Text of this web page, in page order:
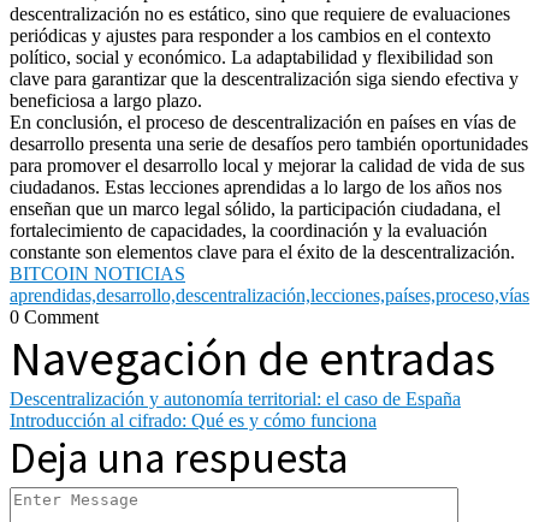
descentralización no es estático, sino que requiere de evaluaciones
periódicas y ajustes para responder a los cambios en el contexto
político, social y económico. La adaptabilidad y flexibilidad son
clave para garantizar que la descentralización siga siendo efectiva y
beneficiosa a largo plazo.
En conclusión, el proceso de descentralización en países en vías de
desarrollo presenta una serie de desafíos pero también oportunidades
para promover el desarrollo local y mejorar la calidad de vida de sus
ciudadanos. Estas lecciones aprendidas a lo largo de los años nos
enseñan que un marco legal sólido, la participación ciudadana, el
fortalecimiento de capacidades, la coordinación y la evaluación
constante son elementos clave para el éxito de la descentralización.
BITCOIN NOTICIAS
aprendidas,desarrollo,descentralización,lecciones,países,proceso,vías
0 Comment
Navegación de entradas
Descentralización y autonomía territorial: el caso de España
Introducción al cifrado: Qué es y cómo funciona
Deja una respuesta